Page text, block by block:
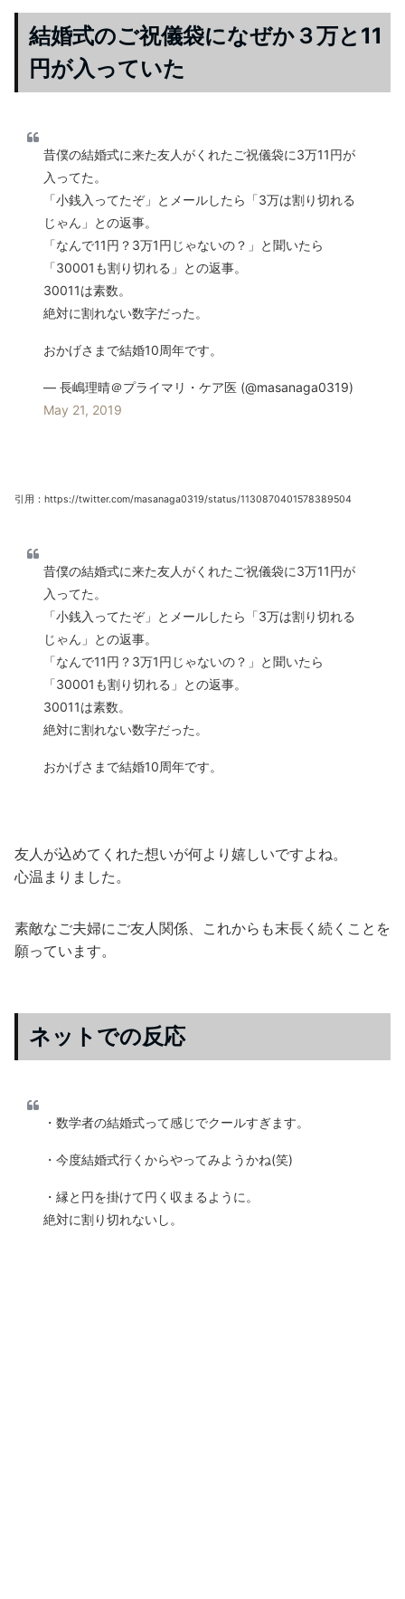
結婚式のご祝儀袋になぜか３万と11
円が入っていた
昔僕の結婚式に来た友人がくれたご祝儀袋に3万11円が
入ってた。
「小銭入ってたぞ」とメールしたら「3万は割り切れる
じゃん」との返事。
「なんで11円？3万1円じゃないの？」と聞いたら
「30001も割り切れる」との返事。
30011は素数。
絶対に割れない数字だった。
おかげさまで結婚10周年です。
— 長嶋理晴＠プライマリ・ケア医 (@masanaga0319)
May 21, 2019
引用：https://twitter.com/masanaga0319/status/1130870401578389504
昔僕の結婚式に来た友人がくれたご祝儀袋に3万11円が
入ってた。
「小銭入ってたぞ」とメールしたら「3万は割り切れる
じゃん」との返事。
「なんで11円？3万1円じゃないの？」と聞いたら
「30001も割り切れる」との返事。
30011は素数。
絶対に割れない数字だった。
おかげさまで結婚10周年です。
友人が込めてくれた想いが何より嬉しいですよね。
心温まりました。
素敵なご夫婦にご友人関係、これからも末長く続くことを
願っています。
ネットでの反応
・数学者の結婚式って感じでクールすぎます。
・今度結婚式行くからやってみようかね(笑)
・縁と円を掛けて円く収まるように。
絶対に割り切れないし。